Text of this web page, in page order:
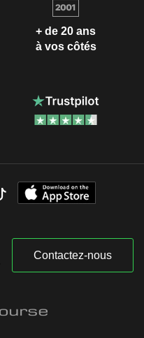
+ de 20 ans
à vos côtés
Contactez-nous